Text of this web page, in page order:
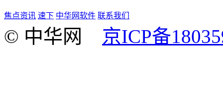
焦点资讯 速下 中华网软件 联系我们
© 中华网 京ICP备